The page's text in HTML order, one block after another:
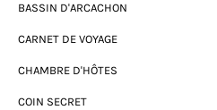
BASSIN D'ARCACHON
CARNET DE VOYAGE
CHAMBRE D'HÔTES
COIN SECRET